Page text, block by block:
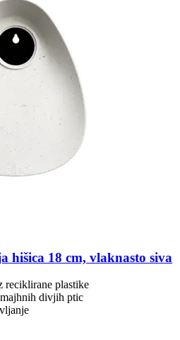
hišica 18 cm, vlaknasto siva
reciklirane plastike
divjih ptic